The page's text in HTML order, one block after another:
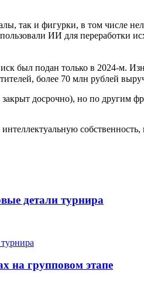
так и фигурки, в том числе
ИИ для переработки
был подан только в 2024-м.
более 70 млн рублей
досрочно), но по другим
детали турнира
на групповом этапе